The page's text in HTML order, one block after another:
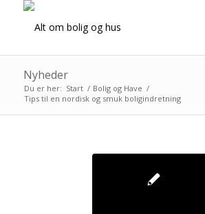
Nyheder
Du er her: Start / Bolig og Have /
Tips til en nordisk og smuk boligindretning